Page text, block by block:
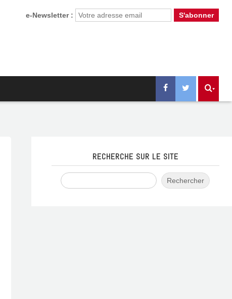
e-Newsletter :
RECHERCHE SUR LE SITE